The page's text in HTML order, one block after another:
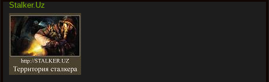
Stalker.Uz